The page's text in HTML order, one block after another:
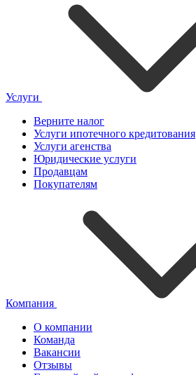
Услуги
Верните налог
Услуги ипотечного кредитования
Услуги агенства
Юридические услуги
Продавцам
Покупателям
Компания
О компании
Команда
Вакансии
Отзывы